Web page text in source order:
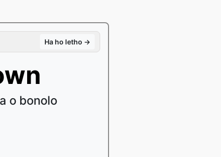
Ha ho letho →
o bonolo